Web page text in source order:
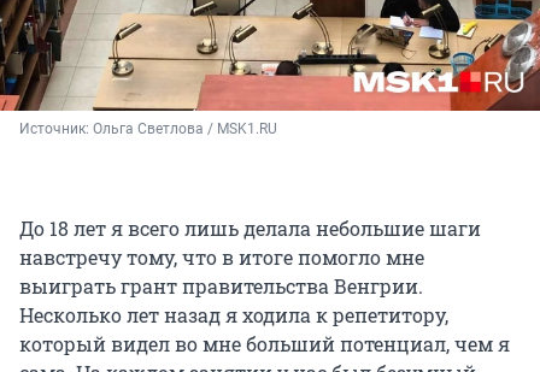
Источник: Ольга Светлова / MSK1.RU
До 18 лет я всего лишь делала небольшие шаги
навстречу тому, что в итоге помогло мне
выиграть грант правительства Венгрии.
Несколько лет назад я ходила к репетитору,
который видел во мне больший потенциал, чем я